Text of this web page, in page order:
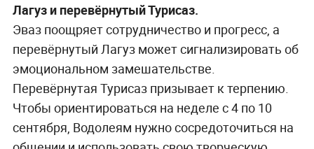
Лагуз и перевёрнутый Турисаз.
Эваз поощряет сотрудничество и прогресс, а
перевёрнутый Лагуз может сигнализировать об
эмоциональном замешательстве.
Перевёрнутая Турисаз призывает к терпению.
Чтобы ориентироваться на неделе с 4 по 10
сентября, Водолеям нужно сосредоточиться на